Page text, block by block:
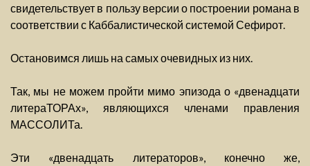
свидетельствует в пользу версии о построении романа в
соответствии с Каббалистической системой Сефирот.
Остановимся лишь на самых очевидных из них.
Так, мы не можем пройти мимо эпизода о «двенадцати
литераТОРАх», являющихся членами правления
МАССОЛИТа.
Эти «двенадцать литераторов», конечно же,